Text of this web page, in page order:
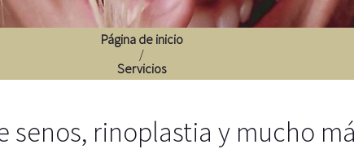
Página de inicio
/
Servicios
rinoplastia y mucho